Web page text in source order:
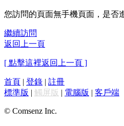
您訪問的頁面無手機頁面，是否
繼續訪問
返回上一頁
[ 點擊這裡返回上一頁 ]
首頁 | 登錄 | 註冊
標準版 | 觸屏版 | 電腦版 | 客戶端
© Comsenz Inc.